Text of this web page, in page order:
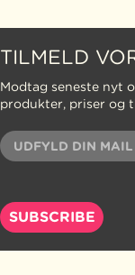
TILMELD
Modtag seneste nyt
produkter, priser og